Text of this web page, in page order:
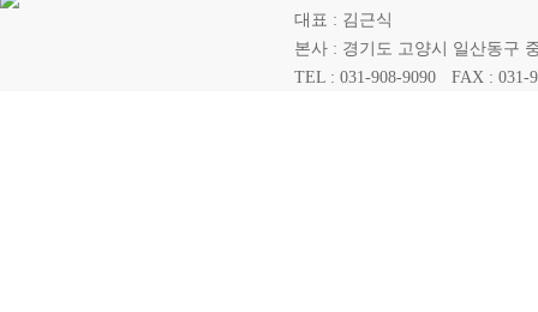
대표 : 김근식
본사 : 경기도 고양시 일산동구
TEL : 031-908-9090
FAX : 031-